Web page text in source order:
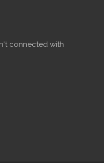
connected with